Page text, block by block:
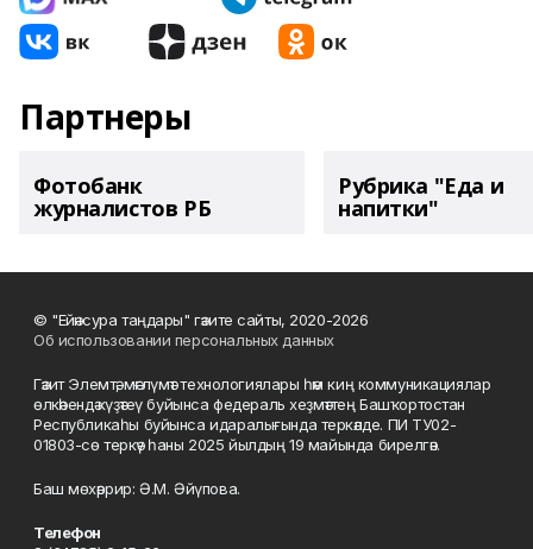
Партнеры
Фотобанк
журналистов РБ
Рубрика "Еда и
напитки"
© "Ейәнсура таңдары" гәзите сайты, 2020-2026
Об использовании персональных данных
Гәзит Элемтә, мәғлүмәт технологиялары һәм киң коммуникациялар
өлкәһендә күҙәтеү буйынса федераль хеҙмәттең Башҡортостан
Республикаһы буйынса идаралығында теркәлде. ПИ ТУ02-
01803-сө теркәү һаны 2025 йылдың 19 майында бирелгән.
Баш мөхәррир: Ә.М. Әйүпова.
Телефон